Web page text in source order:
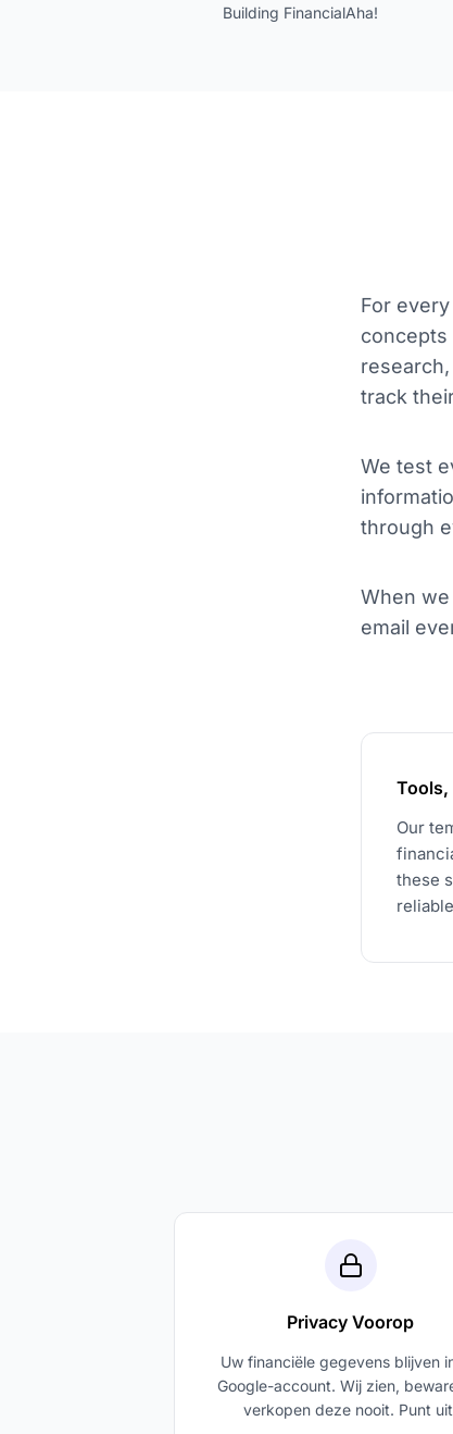
Building FinancialAha!
For
concepts
track
We test
through
When
email
Tools,
Our
these
Privacy Voorop
Uw financiële gegevens blijven
Google-account. Wij zien,
verkopen deze nooit. Punt